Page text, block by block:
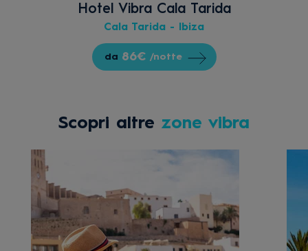
Hotel Vibra Cala Tarida
Cala Tarida - Ibiza
da 86€ /notte
Scopri altre zone vibra